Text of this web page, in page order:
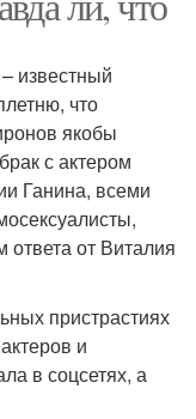
известный
что
якобы
с актером
Ганина, всеми
от Виталия
пристрастиях
и
в соцсетях, а